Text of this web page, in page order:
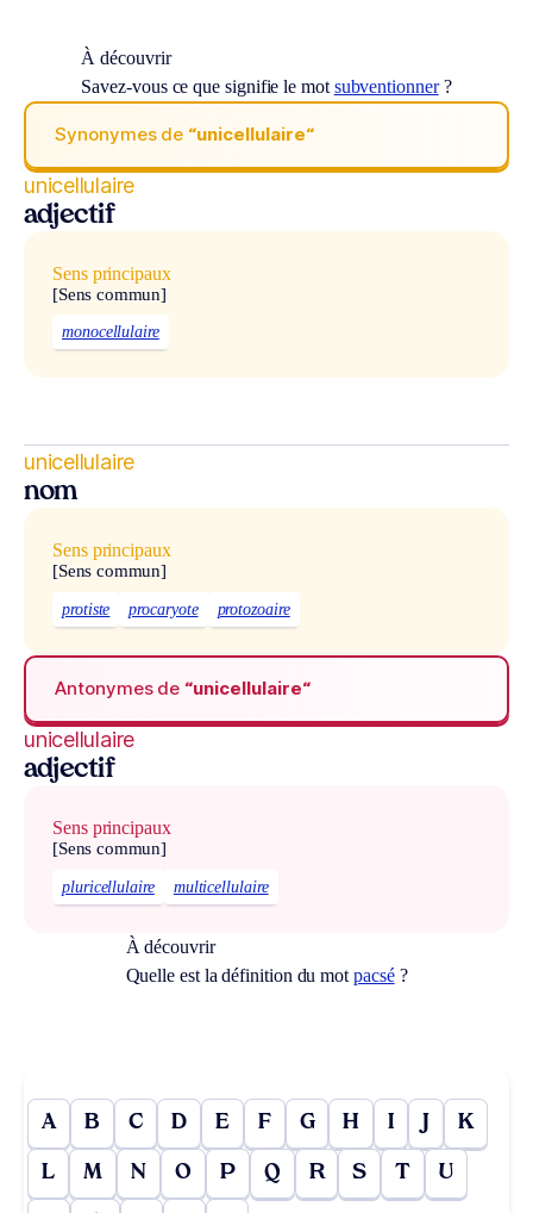
À découvrir
Savez-vous ce que signifie le mot subventionner?
Synonymes de “unicellulaire“
unicellulaire
adjectif
Sens principaux
[Sens commun]
monocellulaire
unicellulaire
nom
Sens principaux
[Sens commun]
protiste procaryote protozoaire
Antonymes de “unicellulaire“
unicellulaire
adjectif
Sens principaux
[Sens commun]
pluricellulaire multicellulaire
À découvrir
Quelle est la définition du mot pacsé?
A B C D E F G H I J K
L M N O P Q R S T U